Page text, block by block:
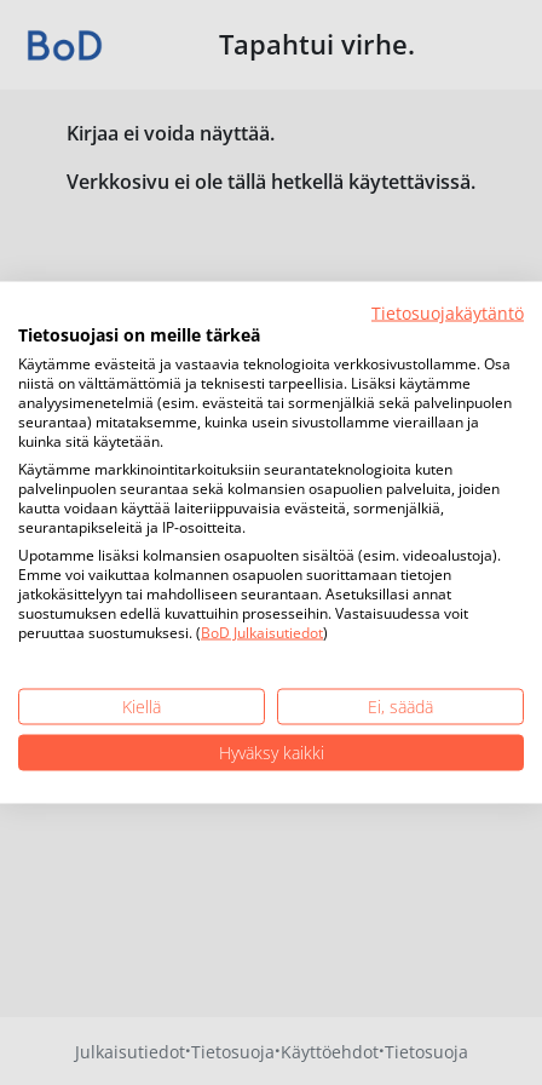
Tapahtui virhe.
Kirjaa ei voida näyttää.
Verkkosivu ei ole tällä hetkellä käytettävissä.
Julkaisutiedot·Tietosuoja·Käyttöehdot·Tietosuoja
Tietosuojakäytäntö
Tietosuojasi on meille tärkeä
Käytämme evästeitä ja vastaavia teknologioita verkkosivustollamme. Osa
niistä on välttämättömiä ja teknisesti tarpeellisia. Lisäksi käytämme
analyysimenetelmiä (esim. evästeitä tai sormenjälkiä sekä palvelinpuolen
seurantaa) mitataksemme, kuinka usein sivustollamme vieraillaan ja
kuinka sitä käytetään.
Käytämme markkinointitarkoituksiin seurantateknologioita kuten
palvelinpuolen seurantaa sekä kolmansien osapuolien palveluita, joiden
kautta voidaan käyttää laiteriippuvaisia evästeitä, sormenjälkiä,
seurantapikseleitä ja IP-osoitteita.
Upotamme lisäksi kolmansien osapuolten sisältöä (esim. videoalustoja).
Emme voi vaikuttaa kolmannen osapuolen suorittamaan tietojen
jatkokäsittelyyn tai mahdolliseen seurantaan. Asetuksillasi annat
suostumuksen edellä kuvattuihin prosesseihin. Vastaisuudessa voit
peruuttaa suostumuksesi. (BoD Julkaisutiedot)
Kiellä
Ei, säädä
Hyväksy kaikki